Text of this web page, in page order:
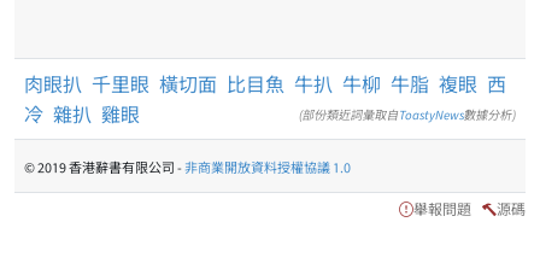
肉眼扒 千里眼 橫切面 比目魚 牛扒 牛柳 牛脂 複眼 西
冷 雜扒 雞眼 (部份類近詞彙取自ToastyNews數據分析)
© 2019 香港辭書有限公司 -非商業開放資料授權協議 1.0
舉報問題 源碼